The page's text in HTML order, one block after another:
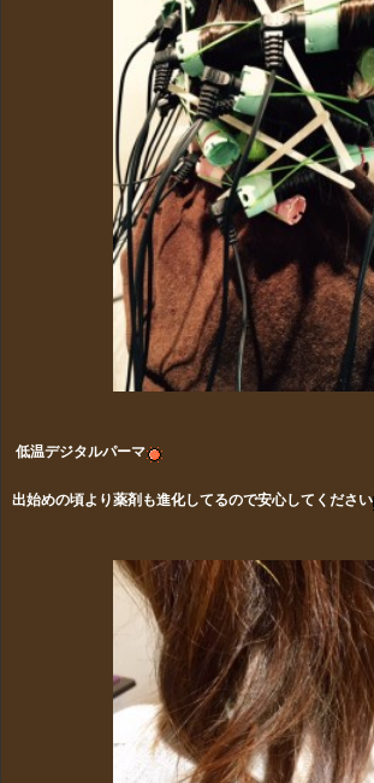
低温デジタルパーマ
出始めの頃より薬剤も進化してるので安心してください